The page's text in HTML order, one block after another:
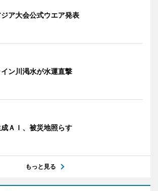
ジア大会公式ウエア発表
イン川渇水が水運直撃
ＡＩ、被災地照らす
もっと見る